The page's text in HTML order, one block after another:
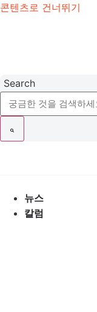
콘텐츠로 건너뛰기
Search
뉴스
칼럼